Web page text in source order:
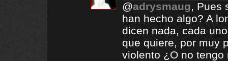
@adrysmaug, Pues
han hecho algo? A
dicen nada, cada
que quiere, por muy
violento ¿O no tengo